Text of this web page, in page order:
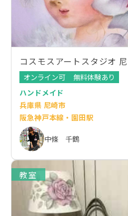
コスモスアートスタジオ
オンライン可
無料体験あり
ハンドメイド
兵庫県 尼崎市
阪急神戸本線・園田駅
中條 千鶴
教室